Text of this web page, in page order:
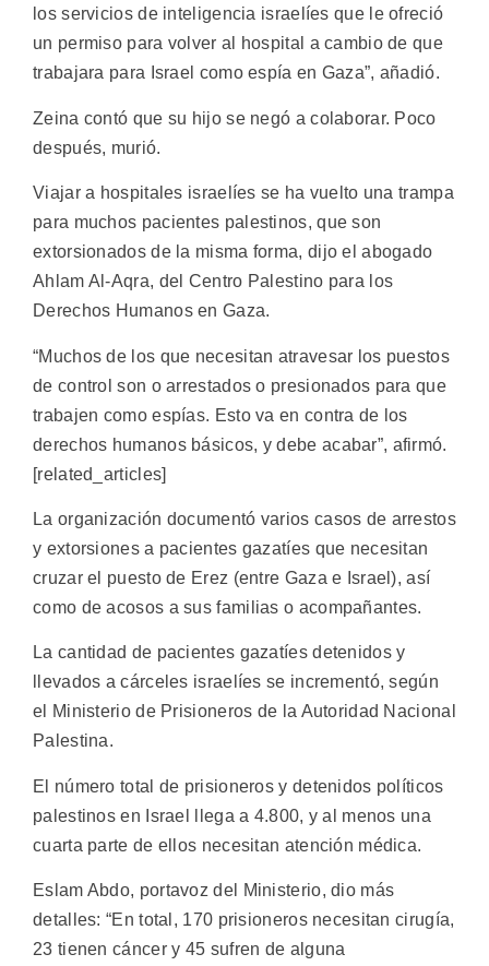
los servicios de inteligencia israelíes que le ofreció
un permiso para volver al hospital a cambio de que
trabajara para Israel como espía en Gaza”, añadió.
Zeina contó que su hijo se negó a colaborar. Poco
después, murió.
Viajar a hospitales israelíes se ha vuelto una trampa
para muchos pacientes palestinos, que son
extorsionados de la misma forma, dijo el abogado
Ahlam Al-Aqra, del Centro Palestino para los
Derechos Humanos en Gaza.
“Muchos de los que necesitan atravesar los puestos
de control son o arrestados o presionados para que
trabajen como espías. Esto va en contra de los
derechos humanos básicos, y debe acabar”, afirmó.
[related_articles]
La organización documentó varios casos de arrestos
y extorsiones a pacientes gazatíes que necesitan
cruzar el puesto de Erez (entre Gaza e Israel), así
como de acosos a sus familias o acompañantes.
La cantidad de pacientes gazatíes detenidos y
llevados a cárceles israelíes se incrementó, según
el Ministerio de Prisioneros de la Autoridad Nacional
Palestina.
El número total de prisioneros y detenidos políticos
palestinos en Israel llega a 4.800, y al menos una
cuarta parte de ellos necesitan atención médica.
Eslam Abdo, portavoz del Ministerio, dio más
detalles: “En total, 170 prisioneros necesitan cirugía,
23 tienen cáncer y 45 sufren de alguna